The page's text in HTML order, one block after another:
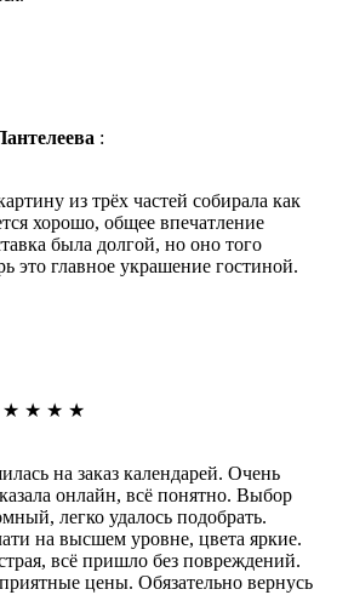
:
из трёх частей собирала как
хорошо, общее впечатление
была долгой, но оно того
это главное украшение гостиной.
★ ★ ★ ★
на заказ календарей. Очень
онлайн, всё понятно. Выбор
легко удалось подобрать.
на высшем уровне, цвета яркие.
всё пришло без повреждений.
цены. Обязательно вернусь